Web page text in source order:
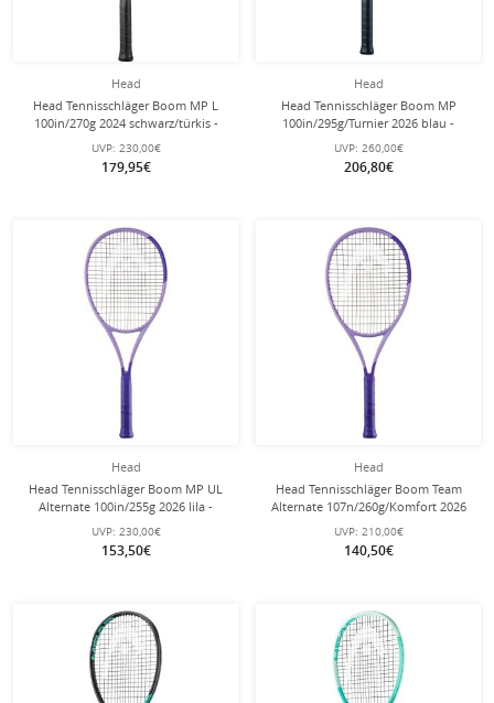
Head
Head Tennisschläger Boom MP L
100in/270g 2024 schwarz/türkis -
unbesaitet -
UVP: 230,00€
179,95€
Head
Head Tennisschläger Boom MP
100in/295g/Turnier 2026 blau -
unbesaitet -
UVP: 260,00€
206,80€
Head
Head Tennisschläger Boom MP UL
Alternate 100in/255g 2026 lila -
unbesaitet -
UVP: 230,00€
153,50€
Head
Head Tennisschläger Boom Team
Alternate 107n/260g/Komfort 2026
lila - unbesaitet -
UVP: 210,00€
140,50€